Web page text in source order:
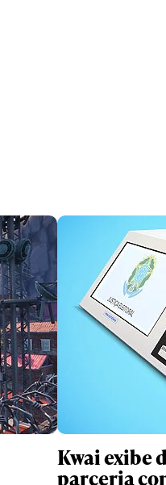
Kwai exibe
parceria